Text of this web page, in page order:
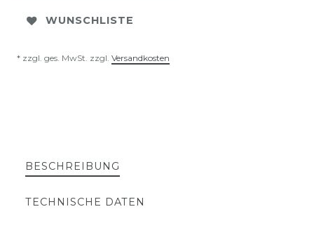
WUNSCHLISTE
* zzgl. ges. MwSt. zzgl. Versandkosten
BESCHREIBUNG
TECHNISCHE DATEN